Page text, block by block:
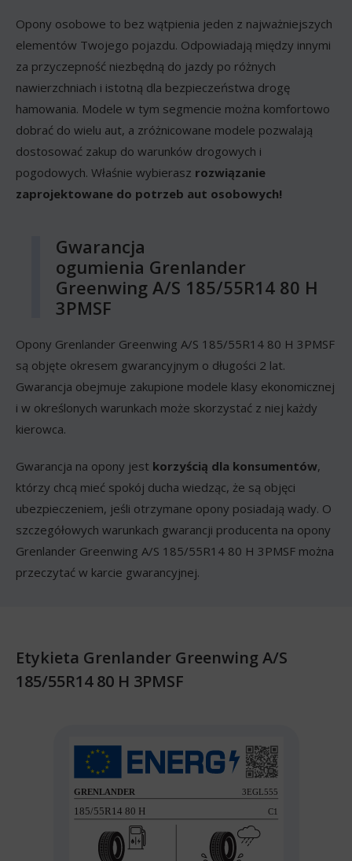
Opony osobowe to bez wątpienia jeden z najważniejszych
elementów Twojego pojazdu. Odpowiadają między innymi
za przyczepność niezbędną do jazdy po różnych
nawierzchniach i istotną dla bezpieczeństwa drogę
hamowania. Modele w tym segmencie można komfortowo
dobrać do wielu aut, a zróżnicowane modele pozwalają
dostosować zakup do warunków drogowych i
pogodowych. Właśnie wybierasz rozwiązanie
zaprojektowane do potrzeb aut osobowych!
Gwarancja
ogumienia Grenlander
Greenwing A/S 185/55R14 80 H
3PMSF
Opony Grenlander Greenwing A/S 185/55R14 80 H 3PMSF
są objęte okresem gwarancyjnym o długości 2 lat.
Gwarancja obejmuje zakupione modele klasy ekonomicznej
i w określonych warunkach może skorzystać z niej każdy
kierowca.
Gwarancja na opony jest korzyścią dla konsumentów,
którzy chcą mieć spokój ducha wiedząc, że są objęci
ubezpieczeniem, jeśli otrzymane opony posiadają wady. O
szczegółowych warunkach gwarancji producenta na opony
Grenlander Greenwing A/S 185/55R14 80 H 3PMSF można
przeczytać w karcie gwarancyjnej.
Etykieta Grenlander Greenwing A/S
185/55R14 80 H 3PMSF